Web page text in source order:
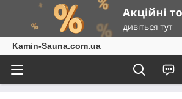
Kamin-Sauna.com.ua